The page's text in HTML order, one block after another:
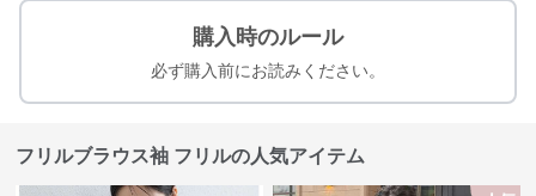
購入時のルール
必ず購入前にお読みください。
フリルブラウス袖 フリルの人気アイテム